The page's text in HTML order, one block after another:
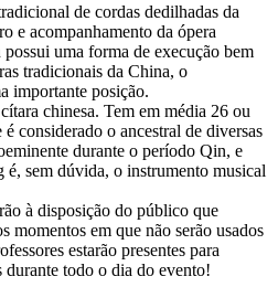
de cordas dedilhadas da
e acompanhamento da ópera
uma forma de execução bem
tradicionais da China, o
importante posição.
chinesa. Tem em média 26 ou
considerado o ancestral de diversas
durante o período Qin, e
é, sem dúvida, o instrumento musical
à disposição do público que
momentos em que não serão usados
estarão presentes para
durante todo o dia do evento!